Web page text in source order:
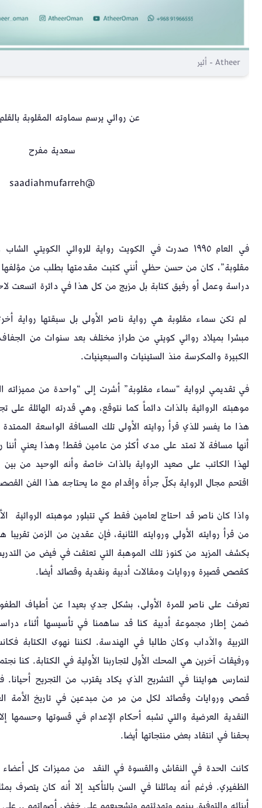
Atheer - أثير
عن روائي يرسم سماوته المقلوبة
سعدية مفرح
@saadiahmufarreh
في العام ١٩٩٥ صدرت في الكويت رواية للروائي الكويتي
مقلوبة”، كان من حسن حظي أنني كتبت مقدمتها بطلب من
دراسة وعمل أو رفيق كتابة بل مزيج من كل هذا في دائرة اتسعت
لم تكن سماء مقلوبة هي رواية ناصر الأولى بل سبقتها رواية
مبشرا بميلاد روائي كويتي من طراز مختلف بعد سنوات من الجفاف
الكبيرة والمكرسة منذ الستينيات والسبعينيات.
في تقديمي لرواية “سماء مقلوبة” أشرت إلى “واحدة من مميزاته
موهبته الروائية بالذات دائماً كما نتوقع، وهي قدرته الهائلة
هذا ما يفسر للذي قرأ روايته الأولى تلك المسافة الواسعة الممتدة
أنها مسافة لا تمتد على مدى أكثر من عامين فقط! وهذا يعني أننا
لهذا الكاتب على صعيد الرواية بالذات خاصة وأنه الوحيد من
اقتحم مجال الرواية بكلّ جرأة وإقدام مع ما يحتاجه هذا الفن
واذا كان ناصر قد احتاج لعامين فقط كي تتبلور موهبته الروائية
من قرأ روايته الأولى وروايته الثانية، فإن عقدين من الزمن تقريبا
بكشف المزيد من كنوز تلك الموهبة التي تعتقت في فيض من
كقصص قصيرة وروايات ومقالات أدبية ونقدية وقصائد أيضا.
تعرفت على ناصر للمرة الأولى، بشكل جدي بعيدا عن أطياف
ضمن إطار مجموعة أدبية كنا قد ساهمنا في تأسيسها أثناء
التربية والآداب وكان طالبا في الهندسة. لكننا نهوى الكتابة
ورفيقات آخرين هي المحك الأول لتجاربنا الأولية في الكتابة. كنا
لنمارس هوايتنا في التشريح الذي يكاد يقترب من التجريح
قصص وروايات وقصائد لكل من مر من مبدعين في تاريخ الأمة
النقدية العرضية والتي تشبه أحكام الإعدام في قسوتها وحسمها
بحقنا في انتقاد بعض منتجاتها أيضا.
كانت الحدة في النقاش والقسوة في النقد من مميزات كل أعضاء
الظفيري. فرغم أنه يماثلنا في السن بالتأكيد إلا أنه كان يتصرف